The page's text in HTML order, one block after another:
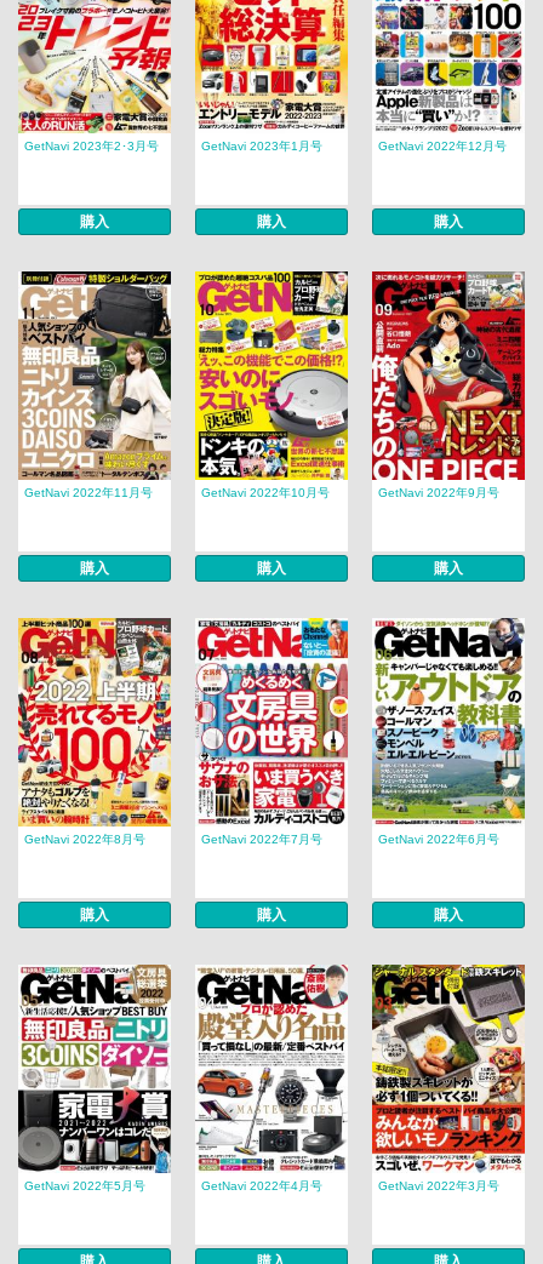
GetNavi 2023年2･3月号
購入
GetNavi 2023年1月号
購入
GetNavi 2022年12月号
購入
GetNavi 2022年11月号
購入
GetNavi 2022年10月号
購入
GetNavi 2022年9月号
購入
GetNavi 2022年8月号
購入
GetNavi 2022年7月号
購入
GetNavi 2022年6月号
購入
GetNavi 2022年5月号 GetNavi 2022年4月号 GetNavi 2022年3月号